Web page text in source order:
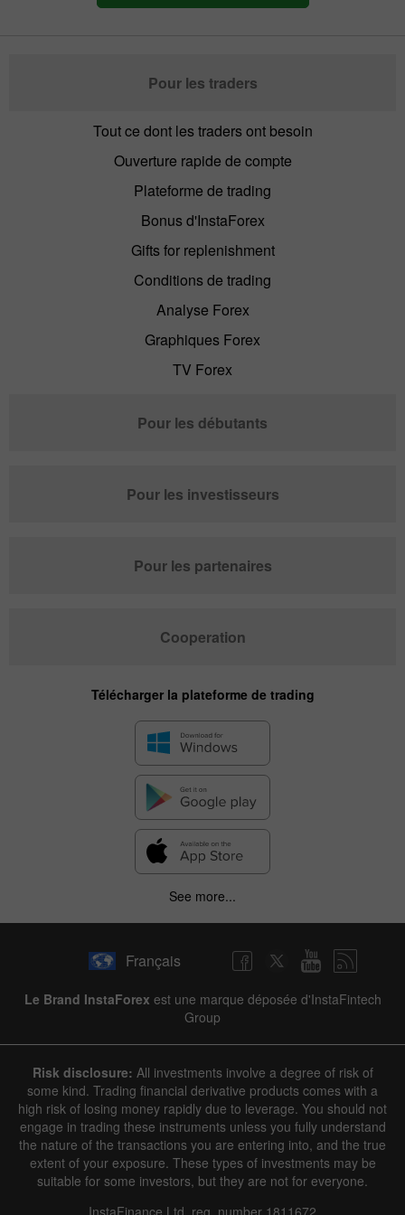
Pour les traders
Tout ce dont les traders ont besoin
Ouverture rapide de compte
Plateforme de trading
Bonus d'InstaForex
Gifts for replenishment
Conditions de trading
Analyse Forex
Graphiques Forex
TV Forex
Pour les débutants
Pour les investisseurs
Pour les partenaires
Cooperation
Télécharger la plateforme de trading
See more...
Français
Le Brand InstaForex est une marque déposée d'InstaFintech
Group
Risk disclosure: All investments involve a degree of risk of
some kind. Trading financial derivative products comes with a
high risk of losing money rapidly due to leverage. You should not
engage in trading these instruments unless you fully understand
the nature of the transactions you are entering into, and the true
extent of your exposure. These types of investments may be
suitable for some investors, but they are not for everyone.
InstaFinance Ltd, reg. number 1811672